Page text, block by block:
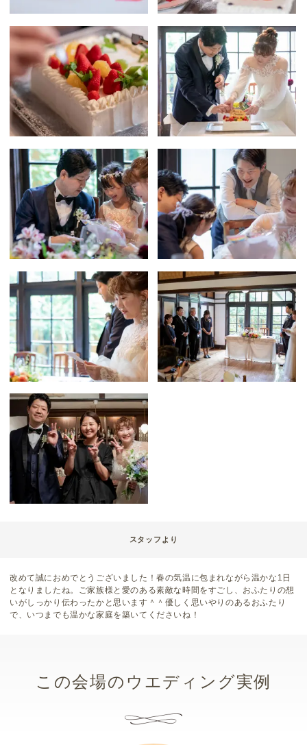
スタッフより
改めて誠におめでとうございました！春の気温に包まれながら温かな1日
となりましたね。ご家族様と愛のある素敵な時間をすごし、おふたりの想
いがしっかり伝わったかと思います＾＾優しく思いやりのあるおふたり
で、いつまでも温かな家庭を築いてくださいね！
この会場のウエディング実例